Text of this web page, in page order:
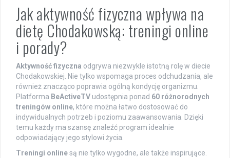
Jak aktywność fizyczna wpływa na
dietę Chodakowską: treningi online
i porady?
Aktywność fizyczna odgrywa niezwykle istotną rolę w diecie
Chodakowskiej. Nie tylko wspomaga proces odchudzania, ale
również znacząco poprawia ogólną kondycję organizmu.
Platforma BeActiveTV udostępnia ponad 60 różnorodnych
treningów online, które można łatwo dostosować do
indywidualnych potrzeb i poziomu zaawansowania. Dzięki
temu każdy ma szansę znaleźć program idealnie
odpowiadający jego stylowi życia.
Treningi onlinesą nie tylko wygodne, ale także inspirujące.